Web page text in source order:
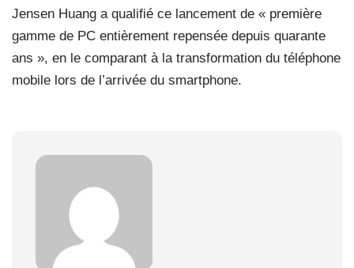
Jensen Huang a qualifié ce lancement de « première
gamme de PC entièrement repensée depuis quarante
ans », en le comparant à la transformation du téléphone
mobile lors de l’arrivée du smartphone.